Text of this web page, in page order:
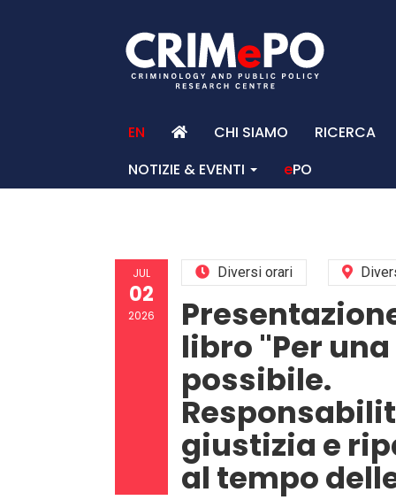
EN CHI SIAMO
RICERCA
NOTIZIE & EVENTI
ePO
JUL
02
2026
Diversi orari
libro "Per
possibile.
giustizia e
al tempo